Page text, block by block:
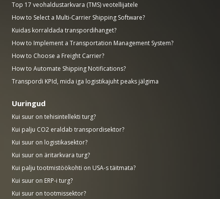
Top 17 veohaldustarkvara (TMS) veotellijatele
How to Select a Multi-Carrier Shipping Software?
Kuidas korraldada transpordihanget?
How to Implement a Transportation Management System?
How to Choose a Freight Carrier?
How to Automate Shipping Notifications?
Transpordi KPId, mida iga logistikajuht peaks jälgima
Uuringud
Kui suur on tehisintellekti turg?
Kui palju CO2 eraldab transpordisektor?
Kui suur on logistikasektor?
Kui suur on äritarkvara turg?
Kui palju tootmistöökohti on USA-s täitmata?
Kui suur on ERP-i turg?
Kui suur on tootmissektor?